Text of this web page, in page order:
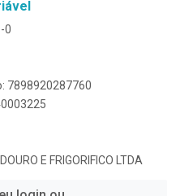
0
7898920287760
E FRIGORIFICO LTDA